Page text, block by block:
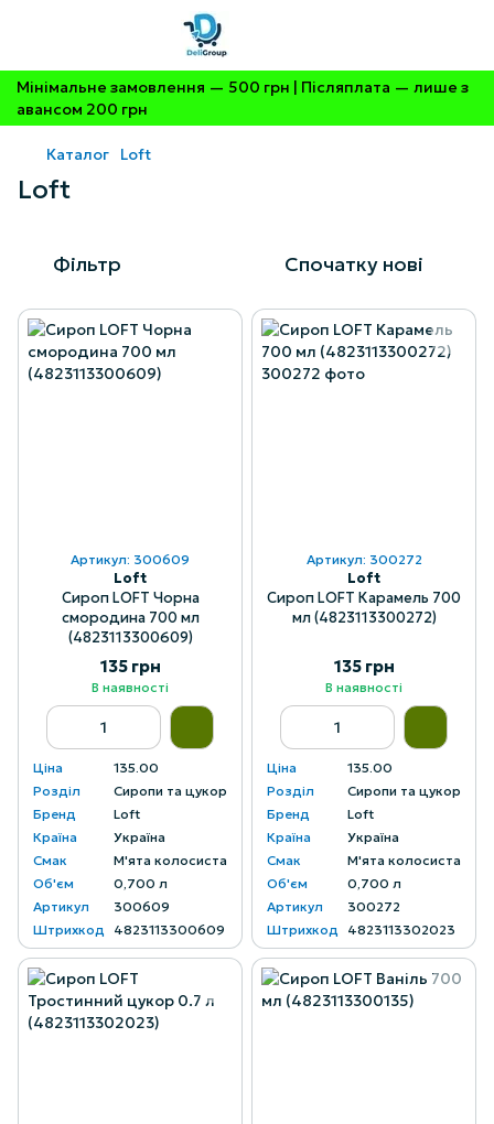
Мінімальне замовлення — 500 грн | Післяплата — лише з
авансом 200 грн
Каталог Loft
Loft
Фільтр Спочатку нові
Артикул: 300609
Loft
Сироп LOFT Чорна
смородина 700 мл
(4823113300609)
135 грн
В наявності
Ціна
135.00
Розділ
Сиропи та цукор
Бренд
Loft
Країна
Україна
Смак
М'ята колосиста
Об'єм
0,700 л
Артикул
300609
Штрихкод
4823113300609
Артикул: 300272
Loft
Сироп LOFT Карамель 700
мл (4823113300272)
135 грн
В наявності
Ціна
135.00
Розділ
Сиропи та цукор
Бренд
Loft
Країна
Україна
Смак
М'ята колосиста
Об'єм
0,700 л
Артикул
300272
Штрихкод
4823113302023